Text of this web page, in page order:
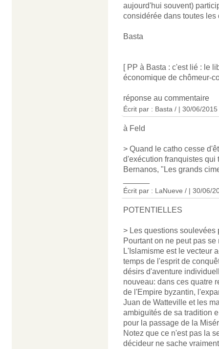
aujourd'hui souvent)
considérée dans toutes
Basta
[ PP à Basta : c'est lié : le
économique de chômeur-
réponse au commentaire
Écrit par : Basta / | 30/06/2015
à Feld
> Quand le catho cesse
d'exécution franquistes qui
Bernanos, "Les grands
Écrit par : LaNueve / | 30/06/
POTENTIELLES
> Les questions soulevées
Pourtant on ne peut pas
L'Islamisme est le vecteur
temps de l'esprit de
désirs d'aventure
nouveau: dans ces quatre
de l'Empire byzantin,
Juan de Watteville et les
ambiguïtés de sa tradition
pour la passage de la
Notez que ce n'est pas la
décideur ne sache